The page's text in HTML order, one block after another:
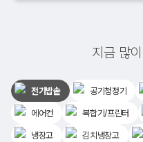
지금 많
전기밥솥 공기청정기
에어컨 복합기/프린터
냉장고 김치냉장고